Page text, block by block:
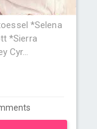
*Selena
*Sierra
Cyr...